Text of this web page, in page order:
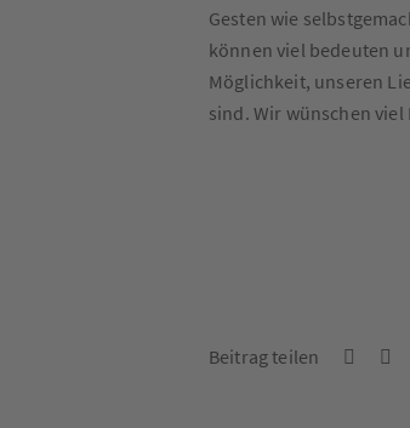
Gesten wie
können viel bedeuten
Möglichkeit, unseren
sind. Wir wünschen
Beitrag teilen